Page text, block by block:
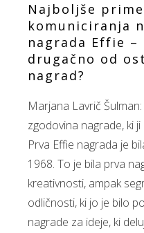
Najboljše
komuniciranja
nagrada Effie –
drugačno od
nagrad?
Marjana Lavrič
zgodovina nagrade, ki
Prva Effie nagrada je
1968. To je bila prva
kreativnosti, ampak
odličnosti, ki jo je bilo
nagrade za ideje, ki